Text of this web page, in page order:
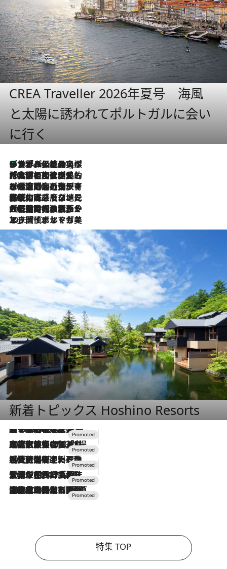
CREA Traveller 2026年夏号 海風
と太陽に誘われてポルトガルに会い
に行く
46 Minutes Ago
リスボンの絶品スイーツ「パステル・デ・ナタ」とは？ポルトガル伝統の奥深い世界へ
2026.7.27
「私の祖国はポルトガル語です」国民的詩人フェルナンド・ペソアと、彼が愛した文学の街を歩く
2026.7.26
ポルトガル近海が育む極上の海の幸。キリリと冷えた白ワインと愉しむ、シーフード専門店の贅沢
2026.7.22
伝統の味をモダンに昇華。高感度な地元客が集う、リスボンの最旬ガストロノミー
2026.7.21
大航海時代の栄華から、震災、独裁、そして革命へ。ポルトガル・首都リスボンの石畳に刻まれた「歴史の光と影」
2026.7.13
エッセイ・ヤマザキマリ「慎ましくも美しき国 ポルトガル」
新着トピックス Hoshino Resorts
2026.8.7
【トンボの足水浴】ヒノキの香りに包まれて涼感マックス！約13℃の湧水かけ流しを避暑地「星野温泉 トンボの湯」で体験
2026.7.31
【ホテル帰省】という選択肢をOMOが提案。家族とほどよい距離を保つには「昼は実家、夜は気兼ねなくホテルで！」
2026.7.24
【夏限定ディナーコース】旬を迎える稚鮎や花ズッキーニなどをイタリア・トスカーナの郷土料理の手法で満喫！
2026.7.17
「土佐和ハーブかき氷」がOMO7高知に登場！生姜、山椒、大葉など目にも舌にも涼を呼ぶ郷土の味
2026.7.10
NEW OPEN！【界 草津】名湯の地に誕生。趣の異なる2種の温泉と上州ならではの会席・蕎麦割烹など美食を味わう究極の癒やし旅
特集 TOP